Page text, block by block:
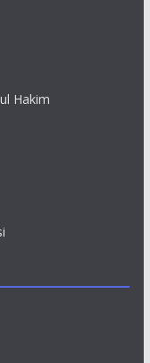
Hakim